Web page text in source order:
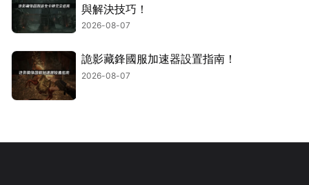
與解決技巧！
2026-08-07
詭影藏鋒國服加速器設置指南！
2026-08-07